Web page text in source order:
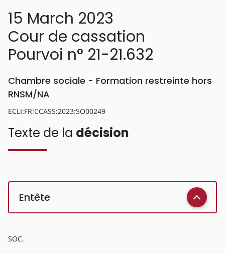
15 March 2023
Cour de cassation
Pourvoi n° 21-21.632
Chambre sociale - Formation restreinte hors
RNSM/NA
ECLI:FR:CCASS:2023:SO00249
Texte de la décision
Entête
SOC.